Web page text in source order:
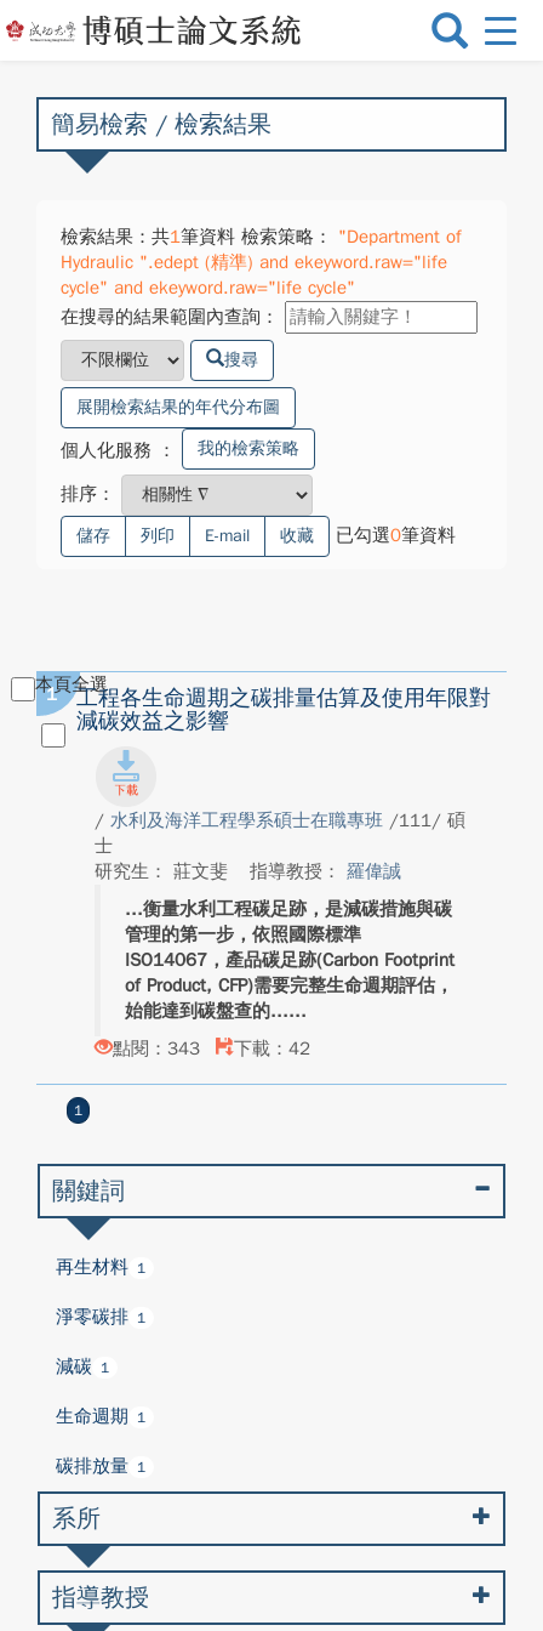
選
換
簡易檢索 / 檢索結果
檢索結果：共1筆資料 檢索策略：
"Department of
Hydraulic ".edept (精準) and ekeyword.raw="life
cycle" and ekeyword.raw="life cycle"
在搜尋的結果範圍內查詢：
搜尋
展開檢索結果的年代分布圖
個人化服務 ： 我的檢索策略
排序：
儲存 列印 E-mail 收藏 已勾選0筆資料
本頁全選
1
工程各生命週期之碳排量估算及使用年限對
減碳效益之影響
/ 水利及海洋工程學系碩士在職專班 /111/ 碩
士
研究生： 莊文斐
指導教授： 羅偉誠
衡量水利工程碳足跡，是減碳措施與碳
管理的第一步，依照國際標準
ISO14067，產品碳足跡(Carbon Footprint
of Product, CFP)需要完整生命週期評估，
始能達到碳盤查的...
點閱：343
下載：42
1
關鍵詞
再生材料 1
淨零碳排 1
減碳 1
生命週期 1
碳排放量 1
系所
指導教授